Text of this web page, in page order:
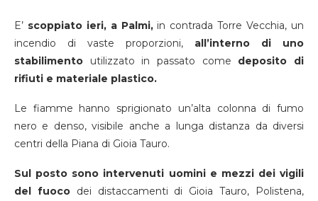
E’ scoppiato ieri, a Palmi,in contrada Torre Vecchia, un
incendio di vaste proporzioni, all’interno di uno
stabilimento utilizzato in passato come deposito di
rifiuti e materiale plastico.
Le fiamme hanno sprigionato un’alta colonna di fumo
nero e denso, visibile anche a lunga distanza da diversi
centri della Piana di Gioia Tauro.
Sul posto sono intervenuti uomini e mezzi dei vigili
del fuocodei distaccamenti di Gioia Tauro, Polistena,